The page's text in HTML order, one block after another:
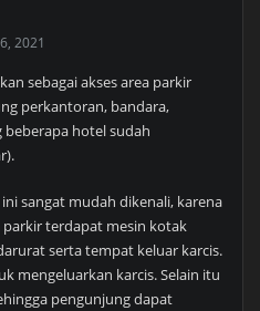
2021
sebagai akses area parkir
perkantoran, bandara,
beberapa hotel sudah
sangat mudah dikenali, karena
terdapat mesin kotak
serta tempat keluar karcis.
mengeluarkan karcis. Selain itu
pengunjung dapat